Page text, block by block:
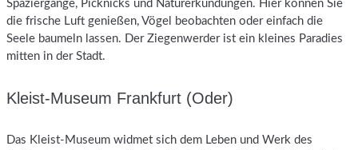
Spaziergänge, Picknicks und Naturerkundungen. Hier können Sie
die frische Luft genießen, Vögel beobachten oder einfach die
Seele baumeln lassen. Der Ziegenwerder ist ein kleines Paradies
mitten in der Stadt.
Kleist-Museum Frankfurt (Oder)
Das Kleist-Museum widmet sich dem Leben und Werk des